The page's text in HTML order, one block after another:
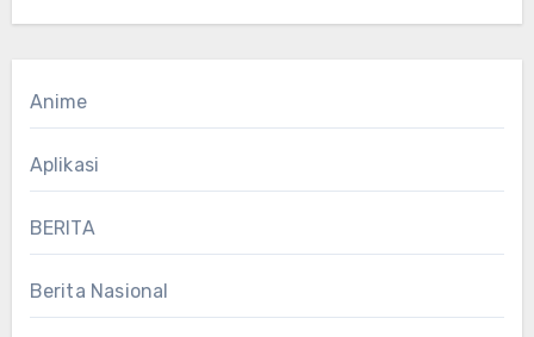
Anime
Aplikasi
BERITA
Berita Nasional